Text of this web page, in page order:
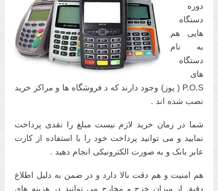
دوره
دستگاه
هایی هم
به نام
دستگاه
های
P.O.S ( پوز) وجود دارند که د فروشگاه ها و مراکز خرید
نصب شده اند .
شما در زمان خرید لازم نیست مبلغ را نقدی پرداخت
نمایید و می توانید پرداخت خود را با استفاده از کارت
عابر بانک و به صورت الکترونیکی انجام دهید .
هم امنیت و هم دقت بالا دارد و در ضمن به دلیل اطلاع
دقیق از میزان خزج و مخارج می توانید در هزینه های